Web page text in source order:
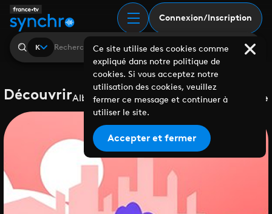
Connexion/Inscription
K
DécouvrirAlbumsPlaylistsCollaborationsLabels Genre
Ce site utilise des cookies comme
expliqué dans notre politique de
cookies. Si vous acceptez notre
utilisation des cookies, veuillez
fermer ce message et continuer à
utiliser le site.
Accepter et fermer